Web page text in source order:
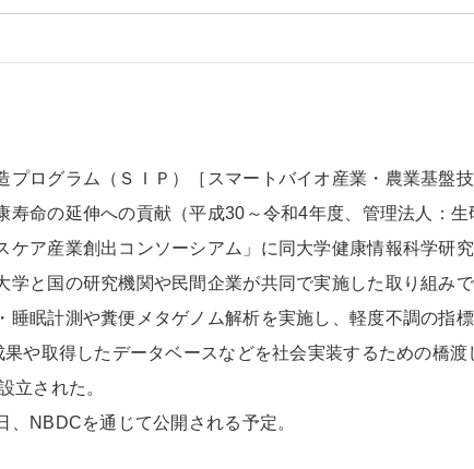
ログラム（ＳＩＰ）［スマートバイオ産業・農業基盤
命の延伸への貢献（平成30～令和4年度、管理法人：生
ア産業創出コンソーシアム」に同大学健康情報科学研究
学と国の研究機関や民間企業が共同で実施した取り組み
睡眠計測や糞便メタゲノム解析を実施し、軽度不調の指
や取得したデータベースなどを社会実装するための橋渡
立された。
NBDCを通じて公開される予定。